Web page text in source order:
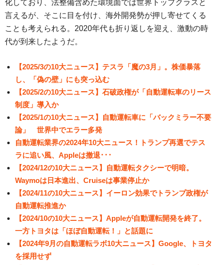
化しており、法整備含めた環境面では世界トップクラスと
言えるが、そこに目を付け、海外開発勢が押し寄せてくる
ことも考えられる。2020年代も折り返しを迎え、激動の時
代が到来したようだ。
【2025/3の10大ニュース】テスラ「魔の3月」。株価暴落
し、「偽の壁」にも突っ込む
【2025/2の10大ニュース】石破政権が「自動運転車のリース
制度」導入か
【2025/1の10大ニュース】自動運転車に「バックミラー不要
論」 世界中でエラー多発
自動運転業界の2024年10大ニュース！トランプ再選でテス
ラに追い風、Appleは撤退･･･
【2024/12の10大ニュース】自動運転タクシーで明暗。
Waymoは日本進出、Cruiseは事業停止か
【2024/11の10大ニュース】イーロン効果でトランプ政権が
自動運転推進か
【2024/10の10大ニュース】Appleが自動運転開発を終了。
一方トヨタは「ほぼ自動運転！」と話題に
【2024年9月の自動運転ラボ10大ニュース】Google、トヨタ
を採用せず